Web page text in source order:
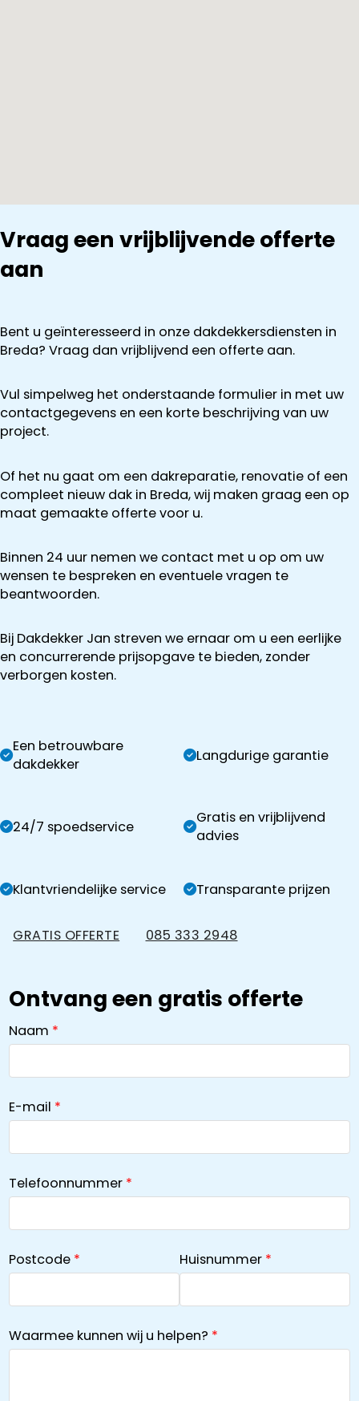
Vraag een vrijblijvende offerte
aan
Bent u geïnteresseerd in onze dakdekkersdiensten in
Breda? Vraag dan vrijblijvend een offerte aan.
Vul simpelweg het onderstaande formulier in met uw
contactgegevens en een korte beschrijving van uw
project.
Of het nu gaat om een dakreparatie, renovatie of een
compleet nieuw dak in Breda, wij maken graag een op
maat gemaakte offerte voor u.
Binnen 24 uur nemen we contact met u op om uw
wensen te bespreken en eventuele vragen te
beantwoorden.
Bij Dakdekker Jan streven we ernaar om u een eerlijke
en concurrerende prijsopgave te bieden, zonder
verborgen kosten.
Een betrouwbare
dakdekker
Langdurige garantie
24/7 spoedservice
Gratis en vrijblijvend
advies
Klantvriendelijke service Transparante prijzen
GRATIS OFFERTE 085 333 2948
Ontvang een gratis offerte
Naam
E-mail
Telefoonnummer
Postcode Huisnummer
Waarmee kunnen wij u helpen?